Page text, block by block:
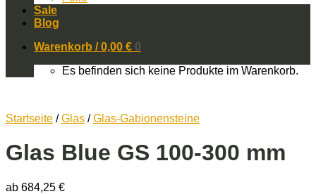
Sale
Blog
Warenkorb /0,00 € 0
Es befinden sich keine Produkte im Warenkorb.
Startseite / Glas / Glas-Gabionensteine
Glas Blue GS 100-300 mm
ab 684,25 €